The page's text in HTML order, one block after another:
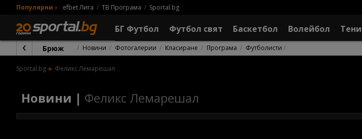
Популярни » efbet Лига ТВ Програма Sportal.bg
БГ Футбол Футбол свят Баскетбол Волейбол
Брюж Новини Фотогалерии Класиране Програма Футболисти
Sportal.bg Феликс Лемарешал
Новини | Феликс Лемарешал